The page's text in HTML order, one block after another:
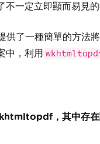
不一定立即顯而易見的
供了一種簡單的方法
中，利用
，其中存在